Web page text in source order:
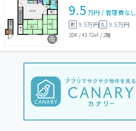
9.5 万円 /管理費なし
敷 9.5万円礼 9.5万円
2DK /43.72㎡ / 2階